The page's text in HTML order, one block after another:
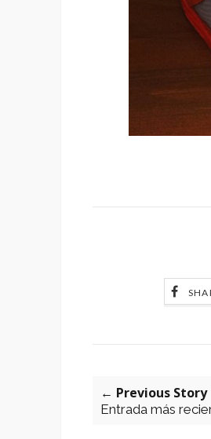
← Previous Story
Entrada más